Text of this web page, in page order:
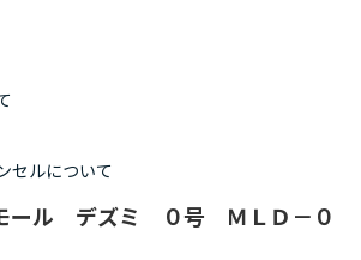
セルについて
ール デズミ ０号 ＭＬＤ－０